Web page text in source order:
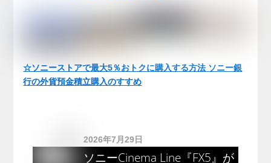
☆ソニーストアで最大5％おトクに購入する方法 ソニー銀
行の外貨預金積立購入のすすめ
2026年7月29日
ソニーCinema Line『FX5』が